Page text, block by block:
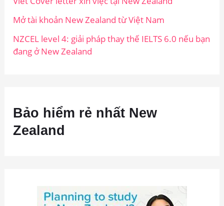
Mở tài khoản New Zealand từ Việt Nam
NZCEL level 4: giải pháp thay thế IELTS 6.0 nếu bạn
đang ở New Zealand
Bảo hiểm rẻ nhất New
Zealand